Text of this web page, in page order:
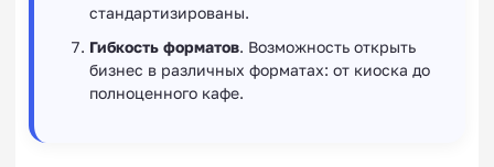
стандартизированы.
Гибкость форматов. Возможность открыть
бизнес в различных форматах: от киоска до
полноценного кафе.